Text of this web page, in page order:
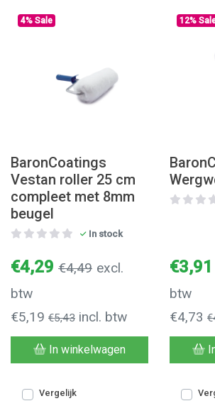
4% Sale
BaronCoatings
Vestan roller 25 cm
compleet met 8mm
beugel
In stock
€4,29 €4,49 excl.
btw
€5,19 €5,43 incl. btw
In winkelwagen
Vergelijk
12%
€3,91
btw
€4,73